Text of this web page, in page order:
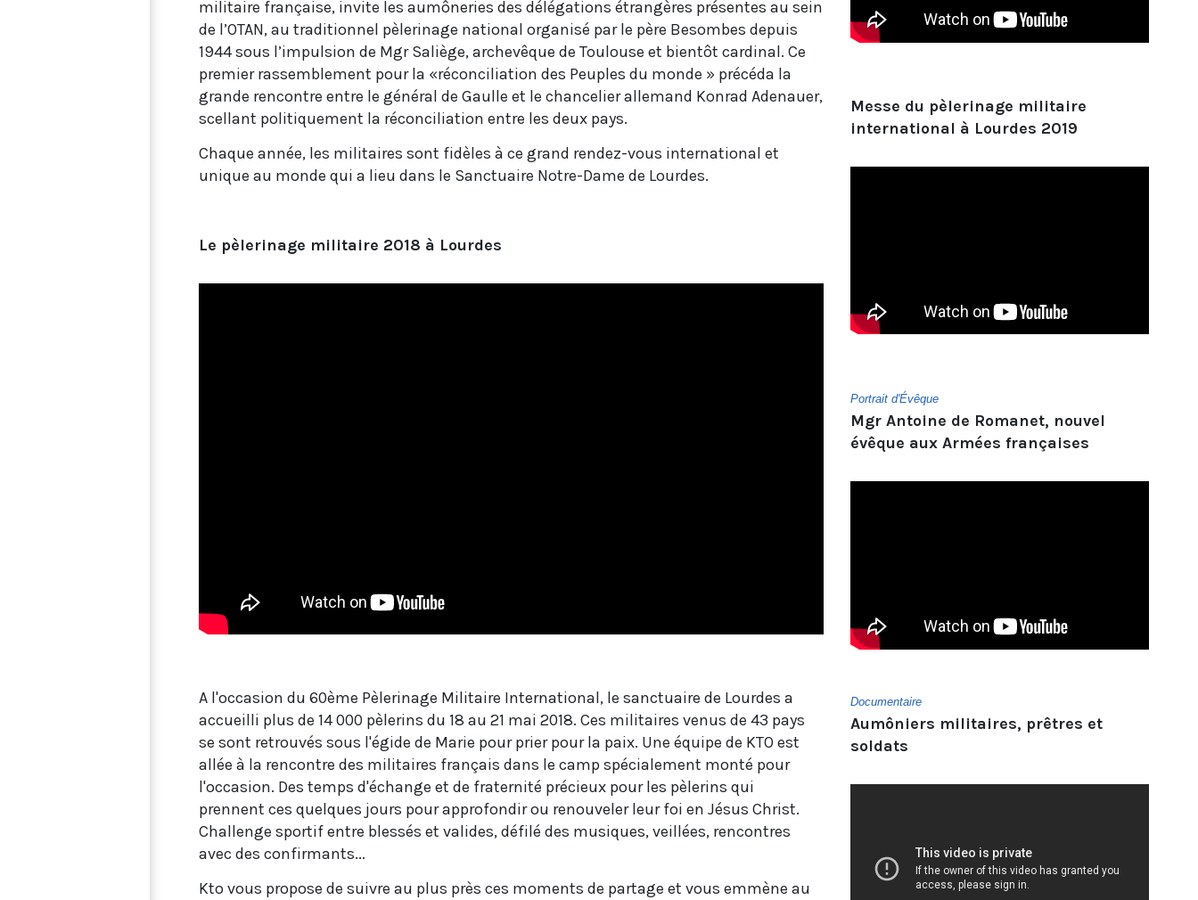
militaire française, invite les aumôneries des délégations étrangères présentes au sein
de l’OTAN, au traditionnel pèlerinage national organisé par le père Besombes depuis
1944 sous l’impulsion de Mgr Saliège, archevêque de Toulouse et bientôt cardinal. Ce
premier rassemblement pour la «réconciliation des Peuples du monde » précéda la
grande rencontre entre le général de Gaulle et le chancelier allemand Konrad Adenauer,
scellant politiquement la réconciliation entre les deux pays.
Chaque année, les militaires sont fidèles à ce grand rendez-vous international et
unique au monde qui a lieu dans le Sanctuaire Notre-Dame de Lourdes.
Le pèlerinage militaire 2018 à Lourdes
A l'occasion du 60ème Pèlerinage Militaire International, le sanctuaire de Lourdes a
accueilli plus de 14 000 pèlerins du 18 au 21 mai 2018. Ces militaires venus de 43 pays
se sont retrouvés sous l'égide de Marie pour prier pour la paix. Une équipe de KTO est
allée à la rencontre des militaires français dans le camp spécialement monté pour
l'occasion. Des temps d'échange et de fraternité précieux pour les pèlerins qui
prennent ces quelques jours pour approfondir ou renouveler leur foi en Jésus Christ.
Challenge sportif entre blessés et valides, défilé des musiques, veillées, rencontres
avec des confirmants...
Kto vous propose de suivre au plus près ces moments de partage et vous emmène au
Messe du pèlerinage militaire
international à Lourdes 2019
Portrait d'Évêque
Mgr Antoine de Romanet, nouvel
évêque aux Armées françaises
Documentaire
Aumôniers militaires, prêtres et
soldats